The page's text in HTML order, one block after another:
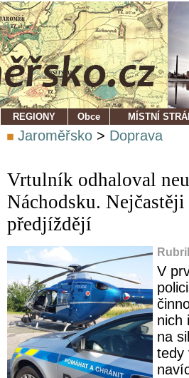
REGIONY Obce MÍSTNÍ
Jaroměřsko > Doprava
Vrtulník odhaloval
Náchodsku.
předjíždějí
V
nich
na
tedy